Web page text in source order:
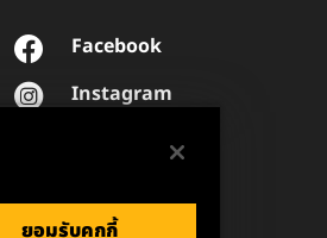
Facebook
Instagram
ยอมรับคุกกี้